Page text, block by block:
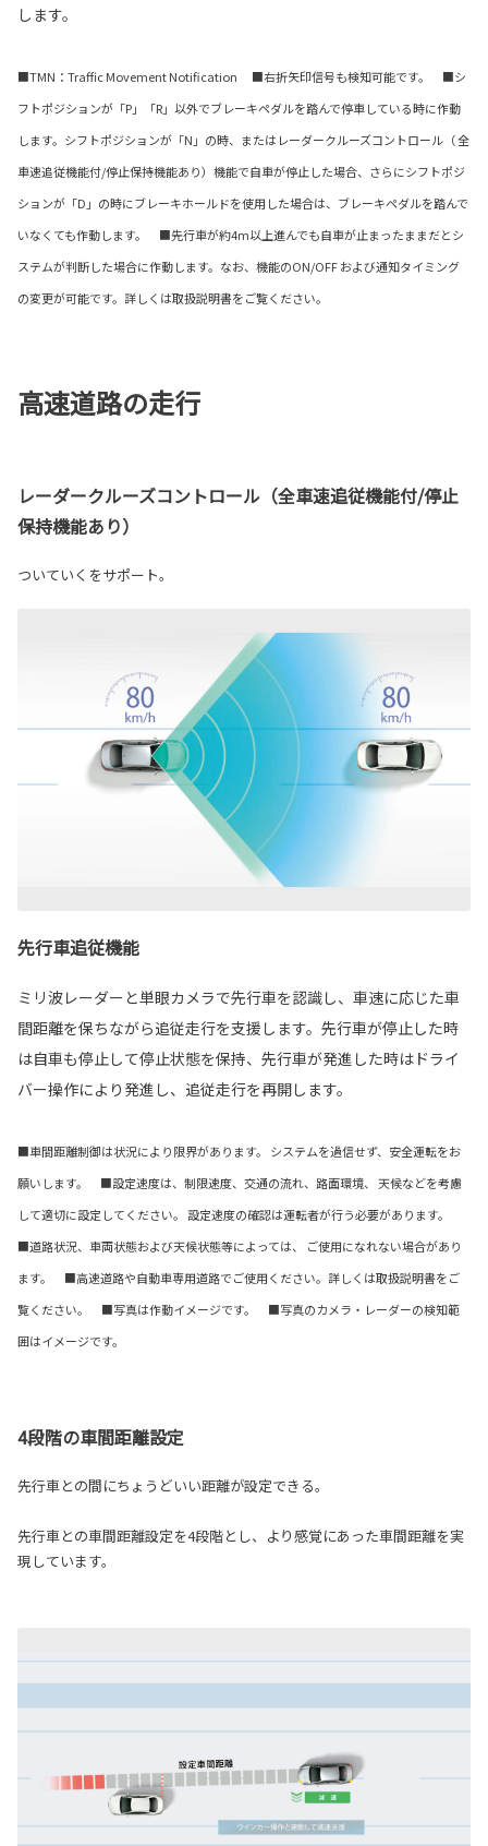
します。
■TMN：Traffic Movement Notification ■右折矢印信号も検知可能です。 ■シ
フトポジションが「P」「R」以外でブレーキペダルを踏んで停車している時に作動
します。シフトポジションが「N」の時、またはレーダークルーズコントロール（ 全
車速追従機能付/停止保持機能あり）機能で自車が停止した場合、さらにシフトポジ
ションが「D」の時にブレーキホールドを使用した場合は、ブレーキペダルを踏んで
いなくても作動します。 ■先行車が約4m以上進んでも自車が止まったままだとシ
ステムが判断した場合に作動します。なお、機能のON/OFF および通知タイミング
の変更が可能です。詳しくは取扱説明書をご覧ください。
高速道路の走行
レーダークルーズコントロール（全車速追従機能付/停止
保持機能あり）
ついていくをサポート。
先行車追従機能
ミリ波レーダーと単眼カメラで先行車を認識し、車速に応じた車
間距離を保ちながら追従走行を支援します。先行車が停止した時
は自車も停止して停止状態を保持、先行車が発進した時はドライ
バー操作により発進し、追従走行を再開します。
■車間距離制御は状況により限界があります。 システムを過信せず、安全運転をお
願いします。 ■設定速度は、制限速度、交通の流れ、路面環境、 天候などを考慮
して適切に設定してください。 設定速度の確認は運転者が行う必要があります。
■道路状況、車両状態および天候状態等によっては、 ご使用になれない場合があり
ます。 ■高速道路や自動車専用道路でご使用ください。詳しくは取扱説明書をご
覧ください。 ■写真は作動イメージです。 ■写真のカメラ・レーダーの検知範
囲はイメージです。
4段階の車間距離設定
先行車との間にちょうどいい距離が設定できる。
先行車との車間距離設定を4段階とし、より感覚にあった車間距離を実
現しています。